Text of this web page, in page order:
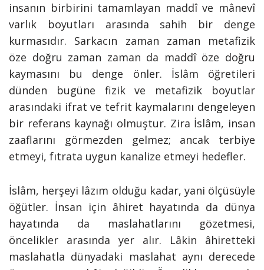
insanın birbirini tamamlayan maddî ve mânevî
varlık boyutları arasında sahih bir denge
kurmasıdır. Sarkacın zaman zaman metafizik
öze doğru zaman zaman da maddî öze doğru
kaymasını bu denge önler. İslâm öğretileri
dünden bugüne fizik ve metafizik boyutlar
arasındaki ifrat ve tefrit kaymalarını dengeleyen
bir referans kaynağı olmuştur. Zira İslâm, insan
zaaflarını görmezden gelmez; ancak terbiye
etmeyi, fıtrata uygun kanalize etmeyi hedefler.
İslâm, herşeyi lâzım olduğu kadar, yani ölçüsüyle
öğütler. İnsan için âhiret hayatında da dünya
hayatında da maslahatlarını gözetmesi,
öncelikler arasında yer alır. Lâkin âhiretteki
maslahatla dünyadaki maslahat aynı derecede